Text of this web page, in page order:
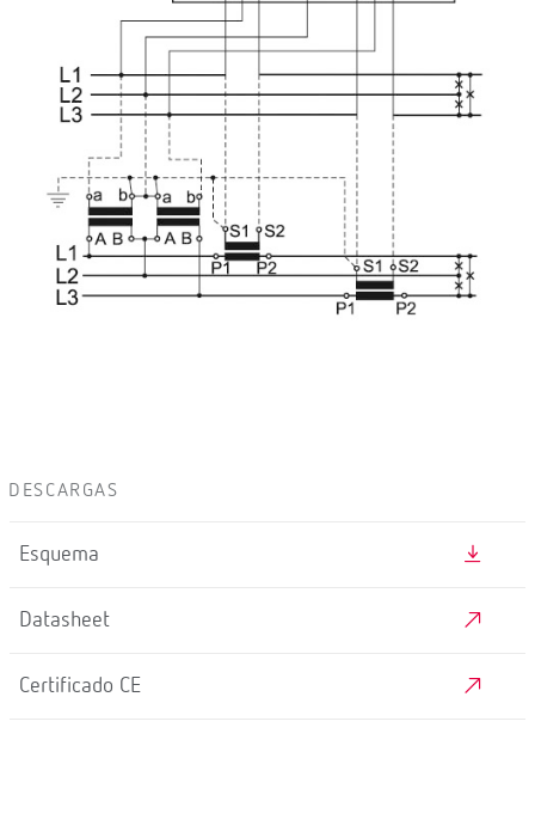
DESCARGAS
Esquema
Datasheet
Certificado CE